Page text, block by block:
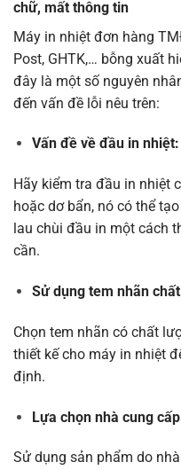
chữ, mất thông tin
Máy in nhiệt đơn hàng
Post, GHTK,… bỗng xuất
đây là một số nguyên
đến vấn đề lỗi nêu trên:
Vấn đề về đầu in nhiệt:
Hãy kiểm tra đầu in nhiệt
hoặc dơ bẩn, nó có thể
lau chùi đầu in một cách
cần.
Sử dụng tem nhãn
Chọn tem nhãn có chất
thiết kế cho máy in nhiệt
định.
Lựa chọn nhà cung
Sử dụng sản phẩm do